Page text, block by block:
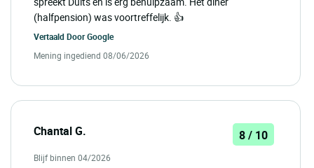
(halfpension) was voortreffelijk. 👍
Vertaald DoorGoogle
Mening ingediend 08/06/2026
Chantal G. 8 / 10
Blijf binnen 04/2026